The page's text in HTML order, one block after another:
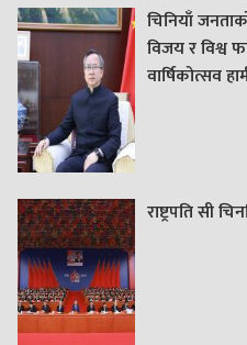
चिनियाँ
विजय र विश्व
वार्षिकोत्सव
राष्ट्रपति सी